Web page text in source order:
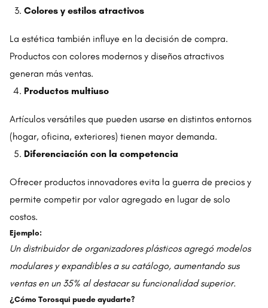
Colores y estilos atractivos
La estética también influye en la decisión de compra.
Productos con colores modernos y diseños atractivos
generan más ventas.
Productos multiuso
Artículos versátiles que pueden usarse en distintos entornos
(hogar, oficina, exteriores) tienen mayor demanda.
Diferenciación con la competencia
Ofrecer productos innovadores evita la guerra de precios y
permite competir por valor agregado en lugar de solo
costos.
Ejemplo:
Un distribuidor de organizadores plásticos agregó modelos
modulares y expandibles a su catálogo, aumentando sus
ventas en un 35% al destacar su funcionalidad superior.
¿Cómo Torosqui puede ayudarte?